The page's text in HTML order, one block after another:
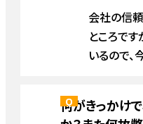
会社の信
ところで
いるので
何がきっかけ